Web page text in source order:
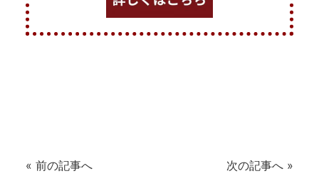
« 前の記事へ 次の記事へ »